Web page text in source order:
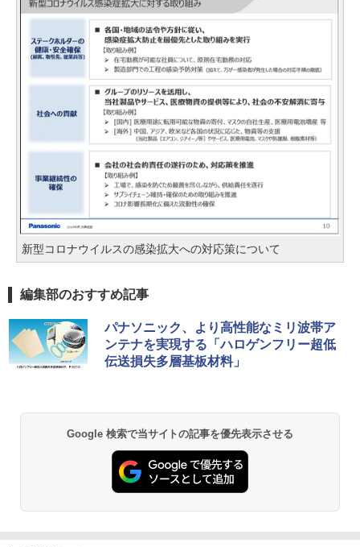
新型コロナウイルスの感染拡大への対応策について
編集部のおすすめ記事
パナソニック、より高性能なミリ波帯ア
ンテナを実現する「ハロゲンフリー超低
伝送損失多層基板材料」
Google 検索で当サイトの記事を優先表示させる